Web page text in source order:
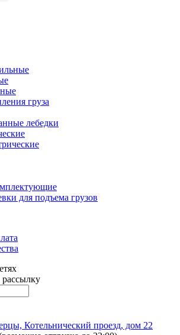
груза
лебедки
для подъема грузов
Котельнический проезд, дом 22